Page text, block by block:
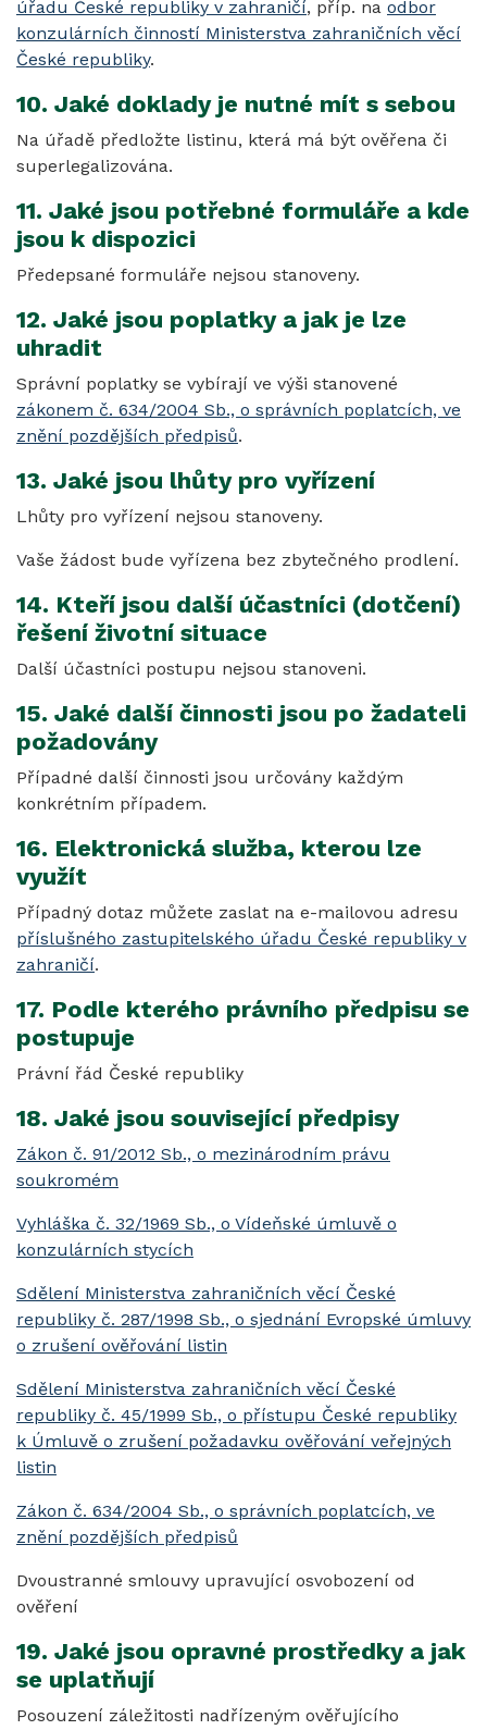
úřadu České republiky v zahraničí, příp. na odbor
konzulárních činností Ministerstva zahraničních věcí
České republiky.
10. Jaké doklady je nutné mít s sebou
Na úřadě předložte listinu, která má být ověřena či
superlegalizována.
11. Jaké jsou potřebné formuláře a kde
jsou k dispozici
Předepsané formuláře nejsou stanoveny.
12. Jaké jsou poplatky a jak je lze
uhradit
Správní poplatky se vybírají ve výši stanovené
zákonem č. 634/2004 Sb., o správních poplatcích, ve
znění pozdějších předpisů.
13. Jaké jsou lhůty pro vyřízení
Lhůty pro vyřízení nejsou stanoveny.
Vaše žádost bude vyřízena bez zbytečného prodlení.
14. Kteří jsou další účastníci (dotčení)
řešení životní situace
Další účastníci postupu nejsou stanoveni.
15. Jaké další činnosti jsou po žadateli
požadovány
Případné další činnosti jsou určovány každým
konkrétním případem.
16. Elektronická služba, kterou lze
využít
Případný dotaz můžete zaslat na e-mailovou adresu
příslušného zastupitelského úřadu České republiky v
zahraničí.
17. Podle kterého právního předpisu se
postupuje
Právní řád České republiky
18. Jaké jsou související předpisy
Zákon č. 91/2012 Sb., o mezinárodním právu
soukromém
Vyhláška č. 32/1969 Sb., o Vídeňské úmluvě o
konzulárních stycích
Sdělení Ministerstva zahraničních věcí České
republiky č. 287/1998 Sb., o sjednání Evropské úmluvy
o zrušení ověřování listin
Sdělení Ministerstva zahraničních věcí České
republiky č. 45/1999 Sb., o přístupu České republiky
k Úmluvě o zrušení požadavku ověřování veřejných
listin
Zákon č. 634/2004 Sb., o správních poplatcích, ve
znění pozdějších předpisů
Dvoustranné smlouvy upravující osvobození od
ověření
19. Jaké jsou opravné prostředky a jak
se uplatňují
Posouzení záležitosti nadřízeným ověřujícího